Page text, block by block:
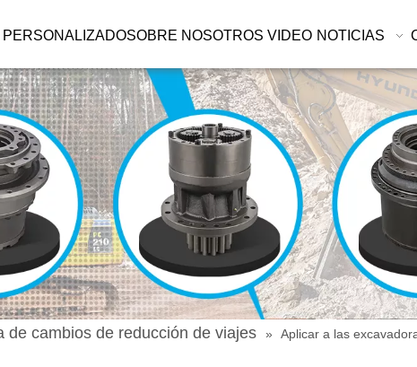
PERSONALIZADOSOBRE NOSOTROS VIDEO NOTICIAS
de cambios de reducción de viajes » Aplicar a las